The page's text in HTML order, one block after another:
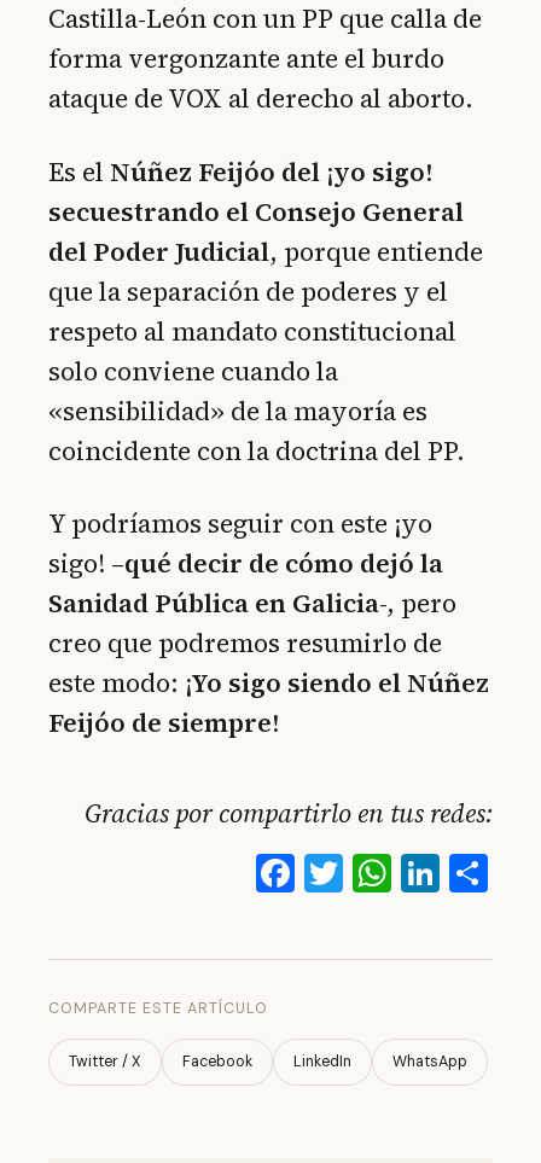
Castilla-León con un PP que calla de
forma vergonzante ante el burdo
ataque de VOX al derecho al aborto.
Es el Núñez Feijóo del ¡yo sigo!
secuestrando el Consejo General
del Poder Judicial, porque entiende
que la separación de poderes y el
respeto al mandato constitucional
solo conviene cuando la
«sensibilidad» de la mayoría es
coincidente con la doctrina del PP.
Y podríamos seguir con este ¡yo
sigo! –qué decir de cómo dejó la
Sanidad Pública en Galicia-, pero
creo que podremos resumirlo de
este modo: ¡Yo sigo siendo el Núñez
Feijóo de siempre!
Gracias por compartirlo en tus redes:
Facebook
Twitter
COMPARTE ESTE ARTÍCULO
Twitter / X Facebook LinkedIn WhatsApp